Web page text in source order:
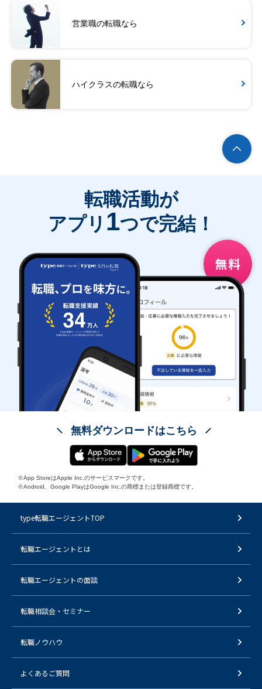
営業職の転職なら
ハイクラスの転職なら
転職活動が
アプリ 1つで完結！
無料ダウンロードはこちら
※App StoreはApple Inc.のサービスマークです。
※Android、Google PlayはGoogle Inc.の商標または登録商標です。
type転職エージェントTOP
転職エージェントとは
転職エージェントの面談
転職相談会・セミナー
転職ノウハウ
よくあるご質問